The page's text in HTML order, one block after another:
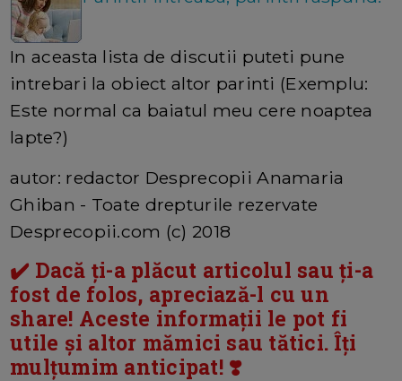
In aceasta lista de discutii puteti pune
intrebari la obiect altor parinti (Exemplu:
Este normal ca baiatul meu cere noaptea
lapte?)
autor: redactor Desprecopii Anamaria
Ghiban - Toate drepturile rezervate
Desprecopii.com (c) 2018
✔️ Dacă ți-a plăcut articolul sau ți-a
fost de folos, apreciază-l cu un
share! Aceste informații le pot fi
utile și altor mămici sau tătici. Îți
mulțumim anticipat! ❣️